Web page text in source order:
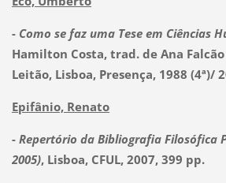
- Como se faz uma Tese em Ciências
Hamilton Costa, trad. de Ana
Leitão, Lisboa, Presença, 1988 (4ª)/
Epifânio, Renato
- Repertório da Bibliografia Filosófica
2005), Lisboa, CFUL, 2007, 399 pp.